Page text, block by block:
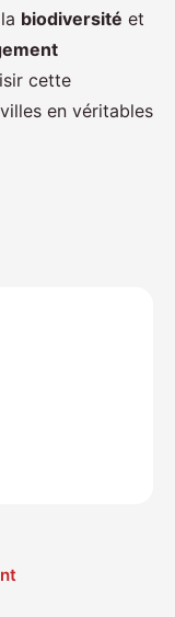
biodiversité et
cette
en véritables